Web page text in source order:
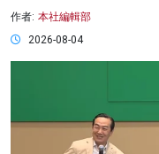
作者: 本社編輯部
2026-08-04